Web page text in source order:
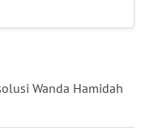
Wanda Hamidah